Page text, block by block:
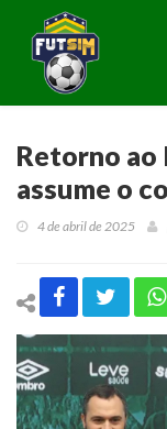
Retorno ao
assume o
4 de abril de 2025